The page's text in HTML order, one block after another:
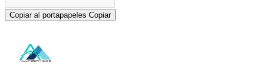
Copiar al portapapeles Copiar